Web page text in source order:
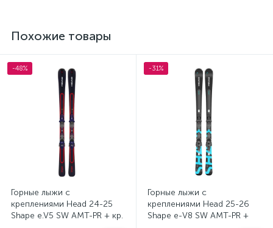
Похожие товары
-48%
Горные лыжи с
креплениями Head 24-25
Shape e.V5 SW AMT-PR + кр.
-31%
Горные лыжи с
креплениями Head 25-26
Shape e-V8 SW AMT-PR +